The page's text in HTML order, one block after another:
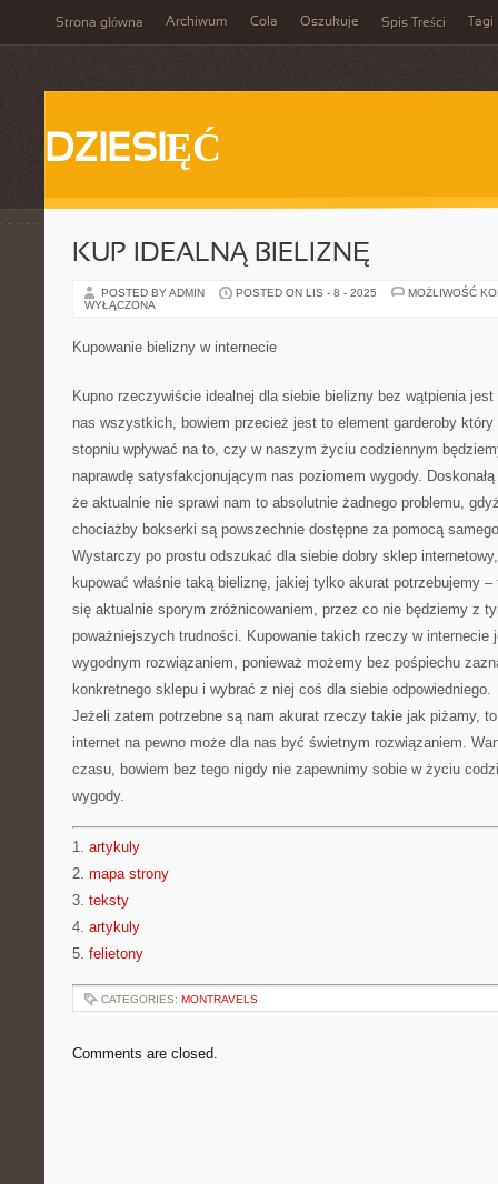
Strona główna Archiwum Cola Oszukuje Spis Treści Tagi
DZIESIĘĆ
KUP IDEALNĄ BIELIZNĘ
POSTED BY ADMIN POSTED ON LIS - 8 - 2025
MOŻLIWOŚĆ
WYŁĄCZONA
Kupowanie bielizny w internecie
Kupno rzeczywiście idealnej dla siebie bielizny bez wątpienia
nas wszystkich, bowiem przecież jest to element garderoby
stopniu wpływać na to, czy w naszym życiu codziennym
naprawdę satysfakcjonującym nas poziomem wygody.
że aktualnie nie sprawi nam to absolutnie żadnego problemu,
chociażby bokserki są powszechnie dostępne za pomocą
Wystarczy po prostu odszukać dla siebie dobry sklep
kupować właśnie taką bieliznę, jakiej tylko akurat potrzebujemy
się aktualnie sporym zróżnicowaniem, przez co nie będziemy z
poważniejszych trudności. Kupowanie takich rzeczy w internecie
wygodnym rozwiązaniem, ponieważ możemy bez pośpiechu
konkretnego sklepu i wybrać z niej coś dla siebie odpowiedniego.
Jeżeli zatem potrzebne są nam akurat rzeczy takie jak piżamy,
internet na pewno może dla nas być świetnym rozwiązaniem.
czasu, bowiem bez tego nigdy nie zapewnimy sobie w życiu
wygody.
1. artykuly
2. mapa strony
3. teksty
4. artykuly
5. felietony
CATEGORIES: MONTRAVELS
Comments are closed.